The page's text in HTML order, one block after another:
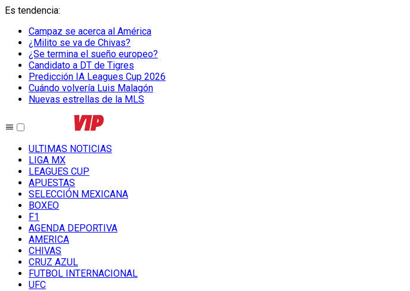
Es tendencia:
Campaz se acerca al América
¿Milito se va de Chivas?
¿Se termina el sueño europeo?
Candidato a DT de Tigres
Predicción IA Leagues Cup 2026
Cuándo volvería Luis Malagón
Nuevas estrellas de la MLS
ULTIMAS NOTICIAS
LIGA MX
LEAGUES CUP
APUESTAS
SELECCIÓN MEXICANA
BOXEO
F1
AGENDA DEPORTIVA
AMERICA
CHIVAS
CRUZ AZUL
FUTBOL INTERNACIONAL
UFC